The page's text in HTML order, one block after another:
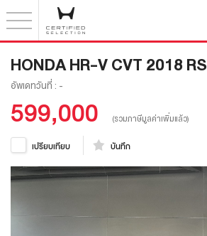
HONDA HR-V CVT 2018 RS
อัพเดทวันที่ : -
599,000 (รวมภาษีมูลค่าเพิ่มแล้ว)
เปรียบเทียบ บันทึก